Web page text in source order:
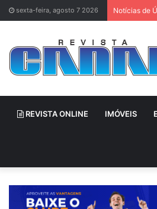
sexta-feira, agosto 7 2026 Notícias de
REVISTA ONLINE IMÓVEIS